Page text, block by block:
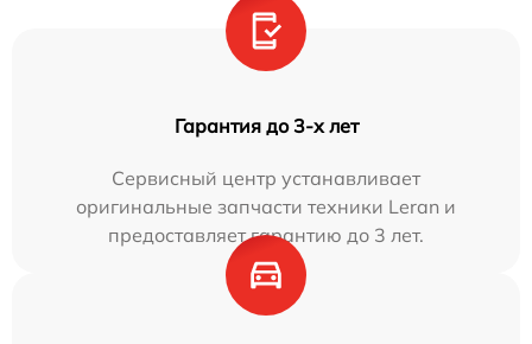
Гарантия до 3-х лет
Сервисный центр устанавливает
оригинальные запчасти техники Leran и
предоставляет гарантию до 3 лет.